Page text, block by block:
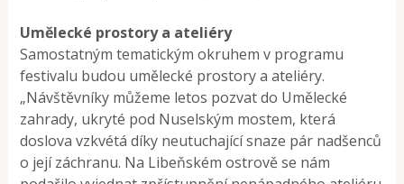
Umělecké prostory a ateliéry
Samostatným tematickým okruhem v programu
festivalu budou umělecké prostory a ateliéry.
„Návštěvníky můžeme letos pozvat do Umělecké
zahrady, ukryté pod Nuselským mostem, která
doslova vzkvétá díky neutuchající snaze pár nadšenců
o její záchranu. Na Libeňském ostrově se nám